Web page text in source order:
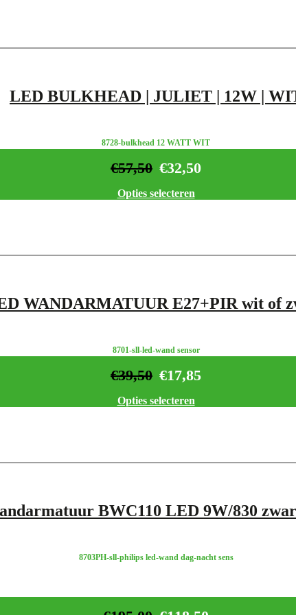
LED BULKHEAD | JULIET | 12W |
8728-bulkhead 12 WATT WIT
€32,50
€57,50
Opties selecteren
WANDARMATUUR E27+PIR wit of
8701-sll-led-wand sensor
€17,85
€39,50
Opties selecteren
BWC110 LED 9W/830
8703PH-sll-philips led-wand dag-nacht sens